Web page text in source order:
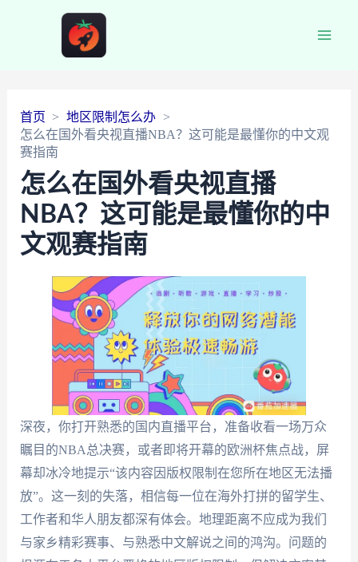
首页
地区限制怎么办
怎么在国外看央视直播NBA？这可能是最懂你的中文观
赛指南
怎么在国外看央视直播
NBA？这可能是最懂你的中
文观赛指南
深夜，你打开熟悉的国内直播平台，准备收看一场万众
瞩目的NBA总决赛，或者即将开幕的欧洲杯焦点战，屏
幕却冰冷地提示“该内容因版权限制在您所在地区无法播
放”。这一刻的失落，相信每一位在海外打拼的留学生、
工作者和华人朋友都深有体会。地理距离不应成为我们
与家乡精彩赛事、与熟悉中文解说之间的鸿沟。问题的